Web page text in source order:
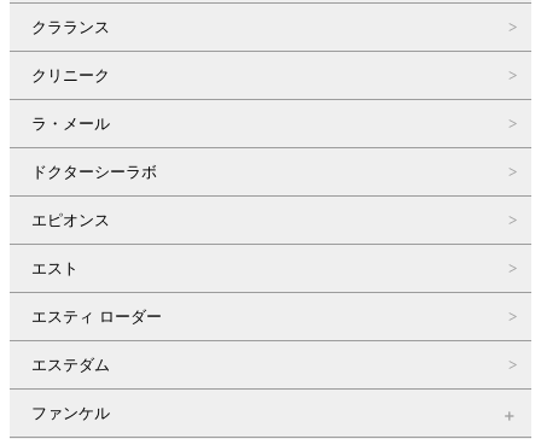
クラランス
クリニーク
ラ・メール
ドクターシーラボ
エピオンス
エスト
エスティ ローダー
エステダム
ファンケル